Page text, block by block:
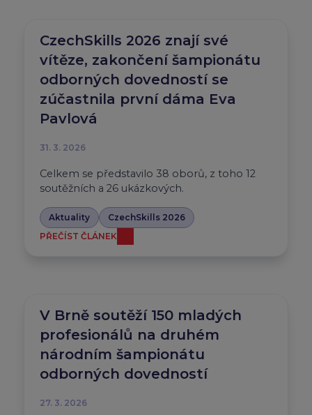
CzechSkills 2026 znají své
vítěze, zakončení šampionátu
odborných dovedností se
zúčastnila první dáma Eva
Pavlová
31. 3. 2026
Celkem se představilo 38 oborů, z toho 12
soutěžních a 26 ukázkových.
Aktuality
CzechSkills 2026
PŘEČÍST ČLÁNEK
V Brně soutěží 150 mladých
profesionálů na druhém
národním šampionátu
odborných dovedností
27. 3. 2026